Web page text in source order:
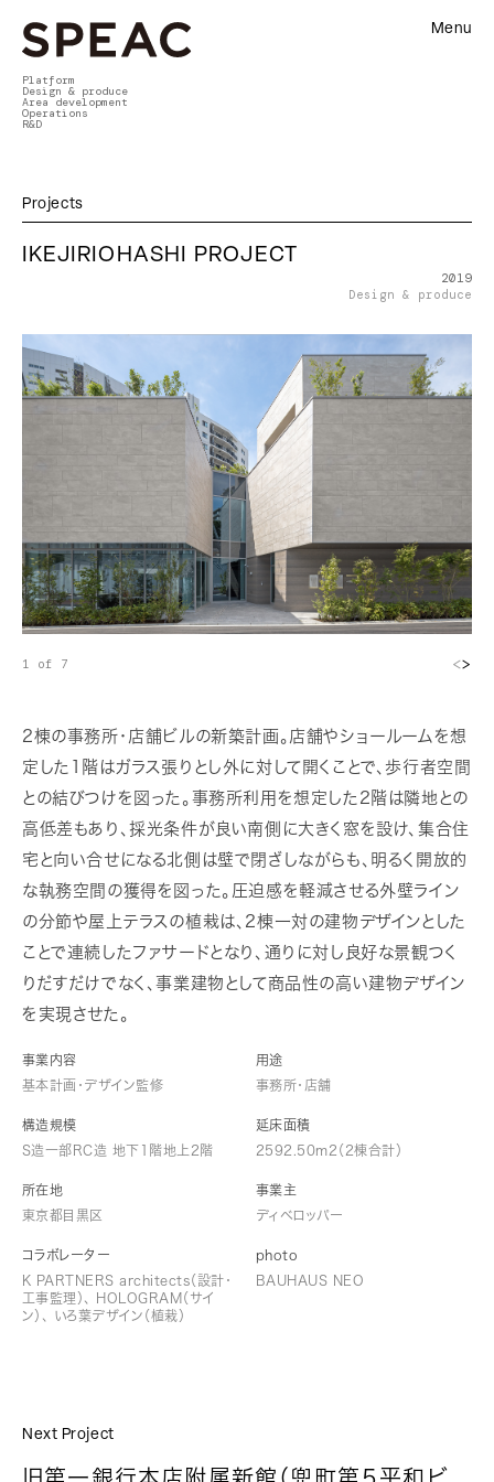
Platform
Design & produce
Area development
Operations
R&D
Menu
Projects
事業内容
基本計画・デザイン監修
用途
事務所・店舗
構造規模
S造一部RC造 地下1階地上2階
延床面積
2592.50m2（2棟合計）
所在地
東京都目黒区
事業主
ディベロッパー
コラボレーター
K PARTNERS architects（設計・
工事監理）、 HOLOGRAM（サイ
ン）、 いろ葉デザイン（植栽）
photo
BAUHAUS NEO
IKEJIRIOHASHI PROJECT
2019
Design & produce
1 of 7 <>
2棟の事務所・店舗ビルの新築計画。店舗やショールームを想
定した1階はガラス張りとし外に対して開くことで、歩行者空間
との結びつけを図った。事務所利用を想定した2階は隣地との
高低差もあり、採光条件が良い南側に大きく窓を設け、集合住
宅と向い合せになる北側は壁で閉ざしながらも、明るく開放的
な執務空間の獲得を図った。圧迫感を軽減させる外壁ライン
の分節や屋上テラスの植栽は、2棟一対の建物デザインとした
ことで連続したファサードとなり、通りに対し良好な景観つく
りだすだけでなく、事業建物として商品性の高い建物デザイン
を実現させた。
Next Project